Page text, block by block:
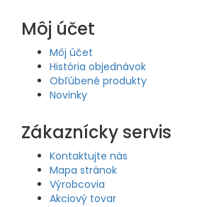
Môj účet
Môj účet
História objednávok
Obľúbené produkty
Novinky
Zákaznícky servis
Kontaktujte nás
Mapa stránok
Výrobcovia
Akciový tovar